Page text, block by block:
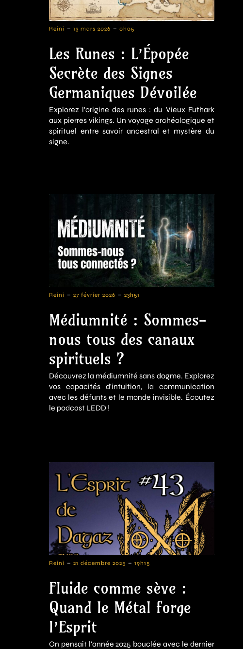
Reini - 13 mars 2026 - 0h05
Les Runes : L’Épopée
Secrète des Signes
Germaniques Dévoilée
Explorez l'origine des runes : du Vieux Futhark
aux pierres vikings. Un voyage archéologique et
spirituel entre savoir ancestral et mystère du
signe.
Reini - 27 février 2026 - 23h51
Médiumnité : Sommes-
nous tous des canaux
spirituels ?
Découvrez la médiumnité sans dogme. Explorez
vos capacités d'intuition, la communication
avec les défunts et le monde invisible. Écoutez
le podcast LEDD !
Reini - 21 décembre 2025 - 19h15
Fluide comme sève :
Quand le Métal forge
l’Esprit
On pensait l'année 2025 bouclée avec le dernier